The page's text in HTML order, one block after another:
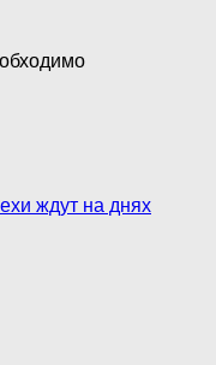
ждут на днях